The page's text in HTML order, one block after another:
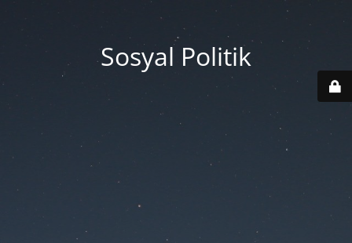
Sosyal Politik